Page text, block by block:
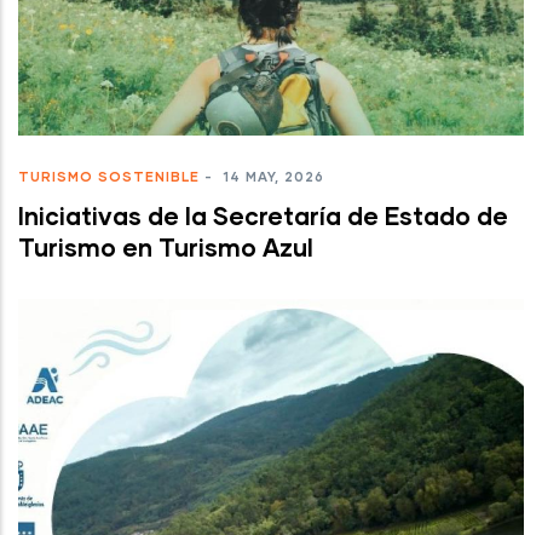
TURISMO SOSTENIBLE - 14 MAY, 2026
Iniciativas de la Secretaría de Estado de
Turismo en Turismo Azul